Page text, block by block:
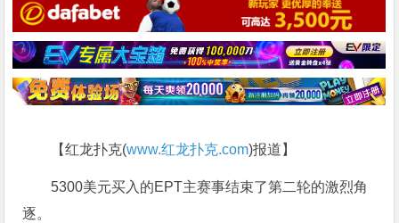
【红龙扑克(www.红龙扑克.com)报道】
5300美元买入的EPT主赛事结束了第二轮的激烈角
逐。